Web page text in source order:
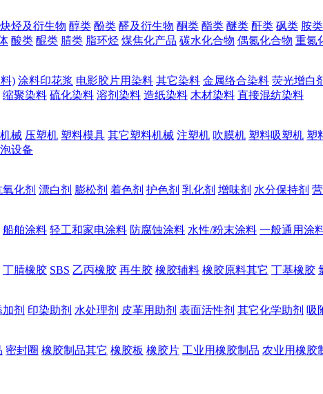
炔烃及衍生物 醇类 酚类 醛及衍生物 酮类 酯类 醚类 酐类 砜类 胺类
酸类 醌类 腈类 脂环烃 煤焦化产品 碳水化合物 偶氮化合物 重氮
) 涂料印花浆 电影胶片用染料 其它染料 金属络合染料 荧光增白
缩聚染料 硫化染料 溶剂染料 造纸染料 木材染料 直接混纺染料
械 压塑机 塑料模具 其它塑料机械 注塑机 吹膜机 塑料吸塑机 塑
设备
氧化剂 漂白剂 膨松剂 着色剂 护色剂 乳化剂 增味剂 水分保持剂
船舶涂料 轻工和家电涂料 防腐蚀涂料 水性/粉末涂料 一般通用涂
丁腈橡胶 SBS 乙丙橡胶 再生胶 橡胶辅料 橡胶原料其它 丁基橡胶
剂 印染助剂 水处理剂 皮革用助剂 表面活性剂 其它化学助剂 吸
密封圈 橡胶制品其它 橡胶板 橡胶片 工业用橡胶制品 农业用橡胶